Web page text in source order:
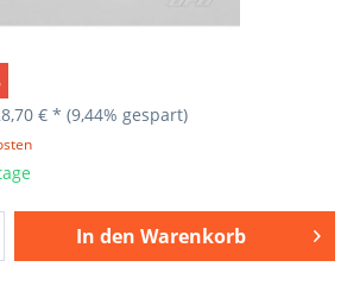
€ * (9,44% gespart)
In den Warenkorb